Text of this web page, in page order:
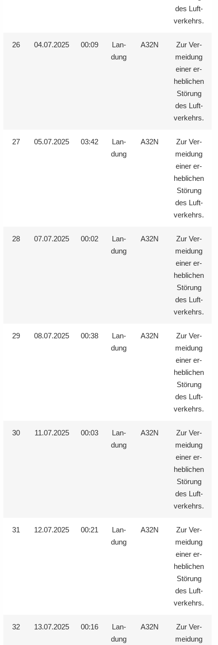
des Luft­
ver­kehrs.
26 04.07.2025 00:09
Lan­
dung
A32N
Zur Ver­
mei­dung
einer er­
heb­li­chen
Stö­rung
des Luft­
ver­kehrs.
27 05.07.2025 03:42
Lan­
dung
A32N
Zur Ver­
mei­dung
einer er­
heb­li­chen
Stö­rung
des Luft­
ver­kehrs.
28 07.07.2025 00:02
Lan­
dung
A32N
Zur Ver­
mei­dung
einer er­
heb­li­chen
Stö­rung
des Luft­
ver­kehrs.
29 08.07.2025 00:38
Lan­
dung
A32N
Zur Ver­
mei­dung
einer er­
heb­li­chen
Stö­rung
des Luft­
ver­kehrs.
30 11.07.2025 00:03
Lan­
dung
A32N
Zur Ver­
mei­dung
einer er­
heb­li­chen
Stö­rung
des Luft­
ver­kehrs.
31 12.07.2025 00:21
Lan­
dung
A32N
Zur Ver­
mei­dung
einer er­
heb­li­chen
Stö­rung
des Luft­
ver­kehrs.
32 13.07.2025 00:16
Lan­
dung
A32N
Zur Ver­
mei­dung